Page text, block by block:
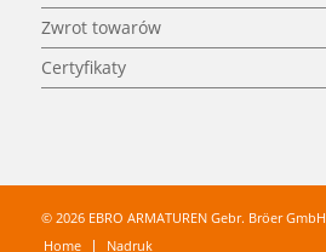
Zwrot towarów
Certyfikaty
© 2026 EBRO ARMATUREN Gebr. Bröer GmbH
Home
Nadruk